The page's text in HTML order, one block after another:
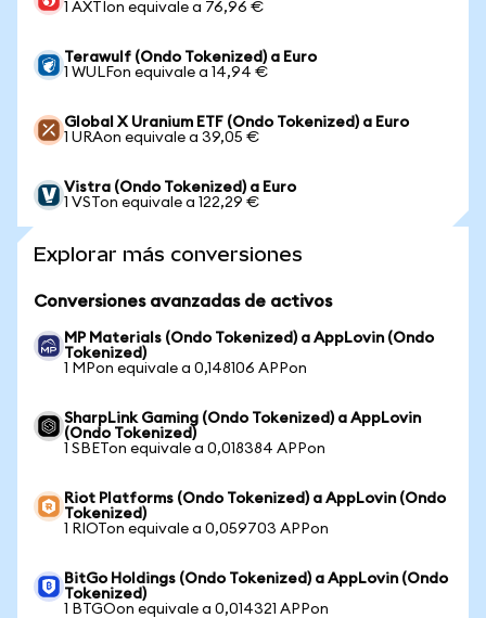
1 AXTIon equivale a 76,96 €
Terawulf (Ondo Tokenized) a Euro
1 WULFon equivale a 14,94 €
Global X Uranium ETF (Ondo Tokenized) a Euro
1 URAon equivale a 39,05 €
Vistra (Ondo Tokenized) a Euro
1 VSTon equivale a 122,29 €
Explorar más conversiones
Conversiones avanzadas de activos
MP Materials (Ondo Tokenized) a AppLovin (Ondo
Tokenized)
1 MPon equivale a 0,148106 APPon
SharpLink Gaming (Ondo Tokenized) a AppLovin
(Ondo Tokenized)
1 SBETon equivale a 0,018384 APPon
Riot Platforms (Ondo Tokenized) a AppLovin (Ondo
Tokenized)
1 RIOTon equivale a 0,059703 APPon
BitGo Holdings (Ondo Tokenized) a AppLovin (Ondo
Tokenized)
1 BTGOon equivale a 0,014321 APPon